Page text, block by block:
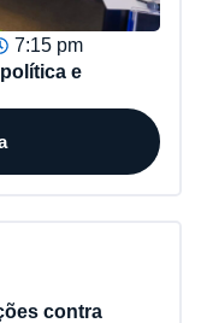
7:15 pm
e
contra